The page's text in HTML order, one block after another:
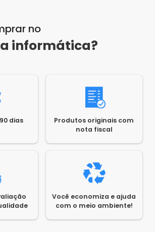
no
informática?
dias
Produtos originais com
nota fiscal
Você economiza e ajuda
com o meio ambiente!